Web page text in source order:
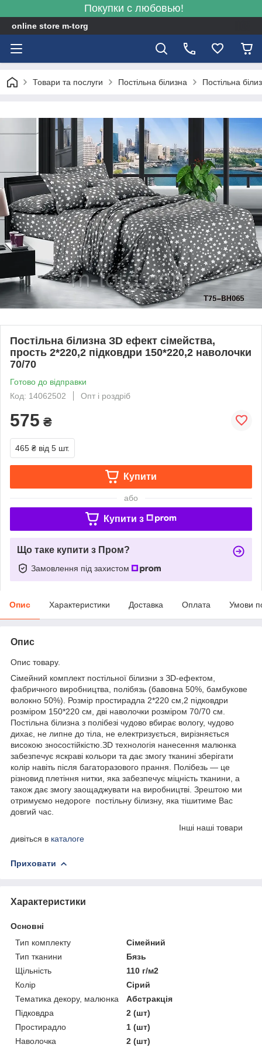
Покупки с любовью!
online store m-torg
Товари та послуги Постільна білизна Постільна
Постільна білизна ЗD ефект сімейства,
прость 2*220,2 підковдри 150*220,2 наволочки
70/70
Готово до відправки
Код: 14062502
Опт і роздріб
575 ₴
465 ₴ від 5 шт.
Купити
або
Купити з
Що таке купити з Пром?
Замовлення під захистом
Опис Характеристики Доставка Оплата Умови
Опис
Опис товару.
Сімейний комплект постільної білизни з ЗD-ефектом,
фабричного виробництва, полібязь (бавовна 50%, бамбукове
волокно 50%). Розмір простирадла 2*220 см,2 підковдри
розміром 150*220 см, дві наволочки розміром 70/70 см.
Постільна білизна з полібезі чудово вбирає вологу, чудово
дихає, не липне до тіла, не електризується, вирізняється
високою зносостійкістю.ЗD технологія нанесення малюнка
забезпечує яскраві кольори та дає змогу тканині зберігати
колір навіть після багаторазового прання. Полібезь — це
різновид плетіння нитки, яка забезпечує міцність тканини, а
також дає змогу заощаджувати на виробництві. Зрештою ми
отримуємо недороге постільну білизну, яка тішитиме Вас
довгий час.
Інші наші товари
дивіться в каталоге
Приховати
Характеристики
Основні
Тип комплекту
Сімейний
Тип тканини
Бязь
Щільність
110 г/м2
Колір
Сірий
Тематика декору, малюнка
Абстракція
Підковдра
2 (шт)
Простирадло
1 (шт)
Наволочка
2 (шт)